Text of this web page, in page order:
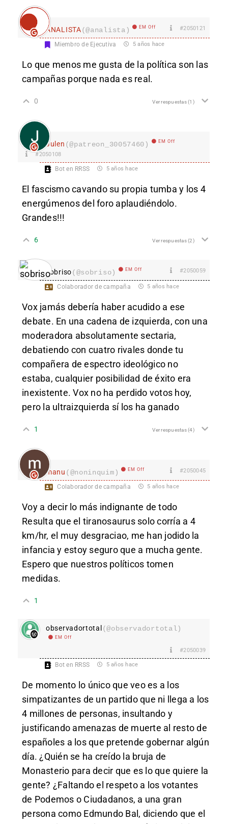
ANALISTA(@analista) EM Off #2050121
Miembro de Ejecutiva 5 años hace
Lo que menos me gusta de la política son las
campañas porque nada es real.
0 Ver respuestas(1)
Julen (@patreon_30057460) EM Off
#2050108
Bot en RRSS 5 años hace
El fascismo cavando su propia tumba y los 4
energúmenos del foro aplaudiéndolo.
Grandes!!!
6 Ver respuestas(2)
sobriso(@sobriso) EM Off #2050059
Colaborador de campaña 5 años hace
Vox jamás debería haber acudido a ese
debate. En una cadena de izquierda, con una
moderadora absolutamente sectaria,
debatiendo con cuatro rivales donde tu
compañera de espectro ideológico no
estaba, cualquier posibilidad de éxito era
inexistente. Vox no ha perdido votos hoy,
pero la ultraizquierda sí los ha ganado
1 Ver respuestas(4)
manu (@noninquim) EM Off #2050045
Colaborador de campaña 5 años hace
Voy a decir lo más indignante de todo
Resulta que el tiranosaurus solo corría a 4
km/hr, el muy desgraciao, me han jodido la
infancia y estoy seguro que a mucha gente.
Espero que nuestros políticos tomen
medidas.
1
observadortotal (@observadortotal)
EM Off
#2050039
Bot en RRSS 5 años hace
De momento lo único que veo es a los
simpatizantes de un partido que ni llega a los
4 millones de personas, insultando y
justificando amenazas de muerte al resto de
españoles a los que pretende gobernar algún
día. ¿Quién se ha creído la bruja de
Monasterio para decir que es lo que quiere la
gente? ¿Faltando el respeto a los votantes
de Podemos o Ciudadanos, a una gran
persona como Edmundo Bal, diciendo que el